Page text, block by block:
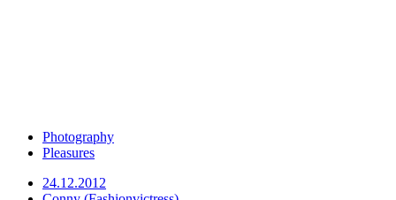
Photography
Pleasures
24.12.2012